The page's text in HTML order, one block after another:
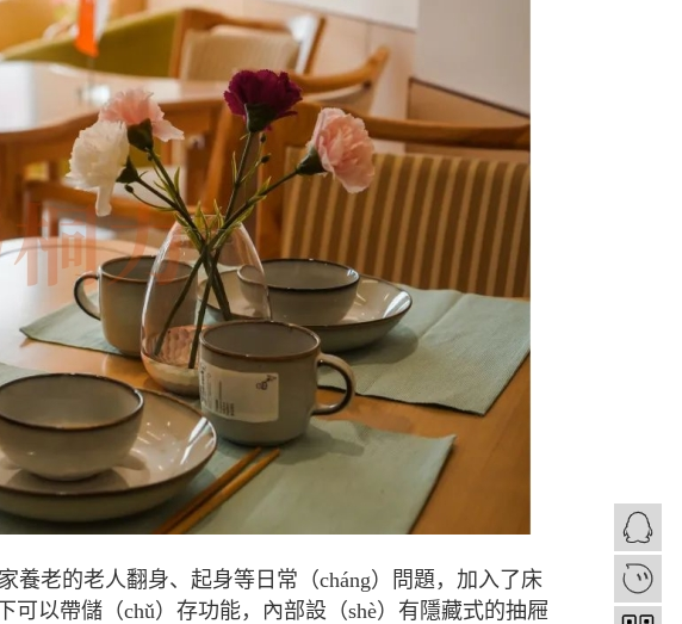
養老的老人翻身、起身等日常（cháng）問題，加入了床
以帶儲（chǔ）存功能，內部設（shè）有隱藏式的抽屜